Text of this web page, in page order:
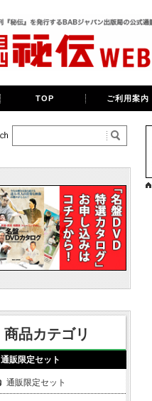
TOP ご利用案内
商品カテゴリ
通販限定セット
通販限定セット